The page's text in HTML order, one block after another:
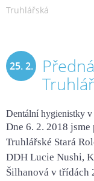
Truhlářská
25. 2.
Dentální hygienistky v
Dne 6. 2. 2018
Truhlářské Stará
DDH Lucie Nushi,
Šilhanová v třídách